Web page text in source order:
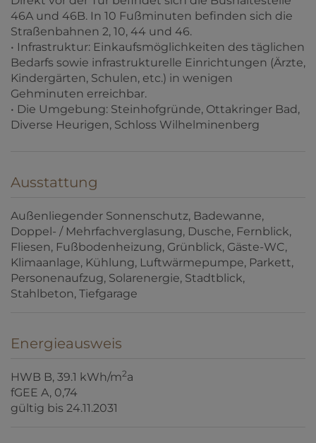
46A und 46B. In 10 Fußminuten befinden sich die
Straßenbahnen 2, 10, 44 und 46.
• Infrastruktur: Einkaufsmöglichkeiten des täglichen
Bedarfs sowie infrastrukturelle Einrichtungen (Ärzte,
Kindergärten, Schulen, etc.) in wenigen
Gehminuten erreichbar.
• Die Umgebung: Steinhofgründe, Ottakringer Bad,
Diverse Heurigen, Schloss Wilhelminenberg
Ausstattung
Außenliegender Sonnenschutz Badewanne
Doppel- / Mehrfachverglasung Dusche Fernblick
Fliesen Fußbodenheizung Grünblick Gäste-WC
Klimaanlage Kühlung Luftwärmepumpe Parkett
Personenaufzug Solarenergie Stadtblick
Stahlbeton Tiefgarage
Energieausweis
HWB B, 39.1 kWh/m2a
fGEE A, 0,74
gültig bis 24.11.2031